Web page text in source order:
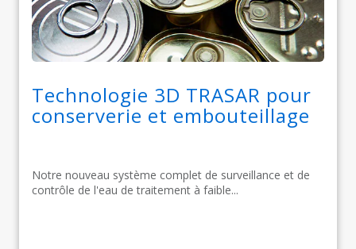
Technologie 3D TRASAR pour
conserverie et embouteillage
Notre nouveau système complet de surveillance et de
contrôle de l'eau de traitement à faible...